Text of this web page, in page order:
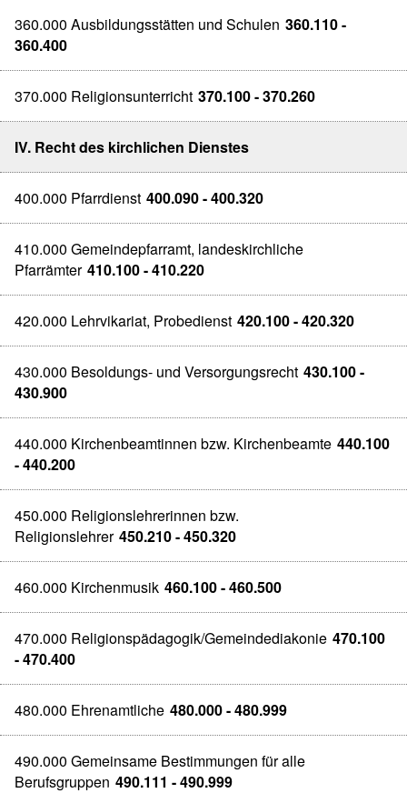
360.000 Ausbildungsstätten und Schulen 360.110 -
360.400
370.000 Religionsunterricht 370.100 - 370.260
IV. Recht des kirchlichen Dienstes
400.000 Pfarrdienst 400.090 - 400.320
410.000 Gemeindepfarramt, landeskirchliche
Pfarrämter 410.100 - 410.220
420.000 Lehrvikariat, Probedienst 420.100 - 420.320
430.000 Besoldungs- und Versorgungsrecht 430.100 -
430.900
440.000 Kirchenbeamtinnen bzw. Kirchenbeamte 440.100
- 440.200
450.000 Religionslehrerinnen bzw.
Religionslehrer 450.210 - 450.320
460.000 Kirchenmusik 460.100 - 460.500
470.000 Religionspädagogik/Gemeindediakonie 470.100
- 470.400
480.000 Ehrenamtliche 480.000 - 480.999
490.000 Gemeinsame Bestimmungen für alle
Berufsgruppen 490.111 - 490.999